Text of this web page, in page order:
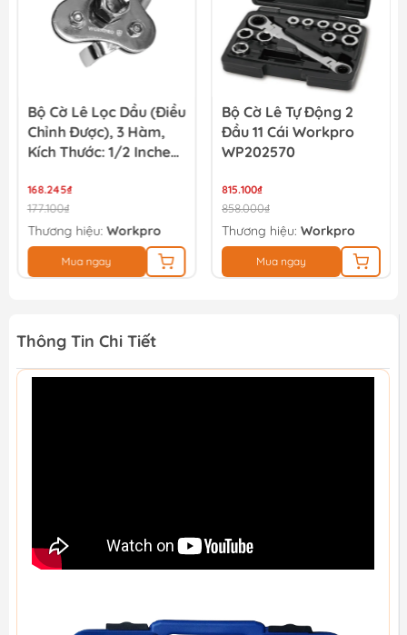
Bộ Cờ Lê Lọc Dầu (điều
Chỉnh Được), 3 Hàm,
Kích Thước: 1/2 Inches,
168.245₫
177.100₫
Thương hiệu: Workpro
Mua ngay
Bộ Cờ Lê Tự Động 2
Đầu 11 Cái Workpro
WP202570
815.100₫
858.000₫
Thương hiệu: Workpro
Mua ngay
Thông Tin Chi Tiết